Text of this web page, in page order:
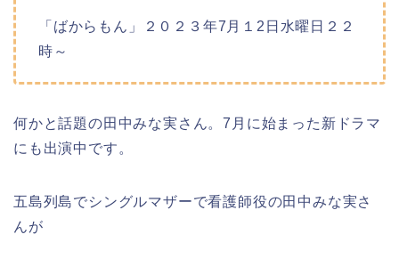
「ばからもん」
２０２３年7月１2日水曜日２２
時～
何かと話題の田中みな実さん。7月に始まった新ドラマ
にも出演中です。
五島列島でシングルマザーで看護師役の田中みな実さ
んが